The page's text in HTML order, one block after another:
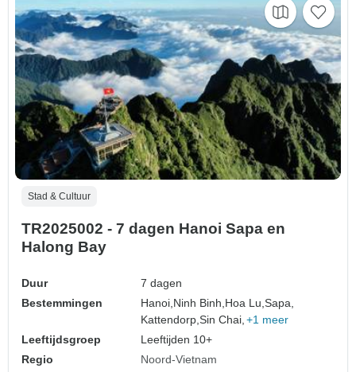
Stad & Cultuur
TR2025002 - 7 dagen Hanoi Sapa en
Halong Bay
Duur
7 dagen
Bestemmingen
Hanoi, Ninh Binh, Hoa Lu,Sapa,
Kattendorp,Sin Chai, +1 meer
Leeftijdsgroep
Leeftijden 10+
Regio
Noord-Vietnam